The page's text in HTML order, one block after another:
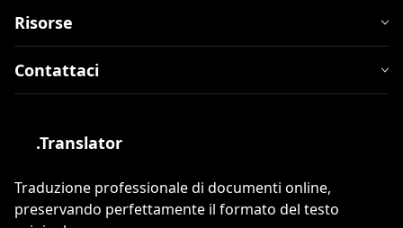
Risorse
Contattaci
.Translator
Traduzione professionale di documenti online,
preservando perfettamente il formato del testo